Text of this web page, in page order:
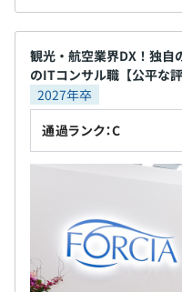
観光・航空業界DX！独
のITコンサル職【公平な
2027年卒
通過ランク：C